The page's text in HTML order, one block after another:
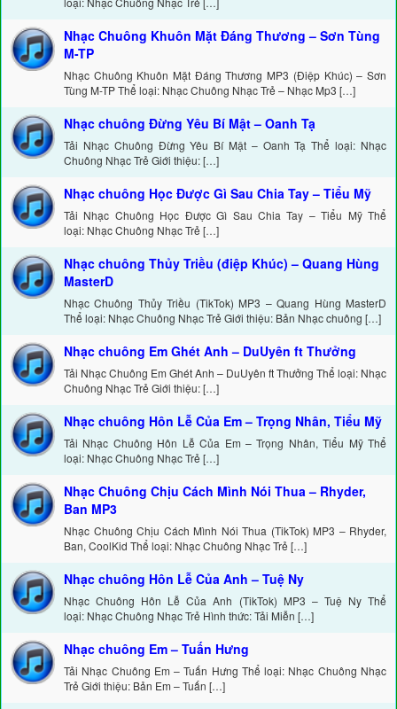
Nhạc Chuông Khuôn Mặt Đáng Thương – Sơn Tùng
M-TP
Nhạc Chuông Khuôn Mặt Đáng Thương MP3 (Điệp Khúc) – Sơn
Tùng M-TP Thể loại: Nhạc Chuông Nhạc Trẻ – Nhạc Mp3 […]
Nhạc chuông Đừng Yêu Bí Mật – Oanh Tạ
Tải Nhạc Chuông Đừng Yêu Bí Mật – Oanh Tạ Thể loại: Nhạc
Chuông Nhạc Trẻ Giới thiệu: […]
Nhạc chuông Học Được Gì Sau Chia Tay – Tiểu Mỹ
Tải Nhạc Chuông Học Được Gì Sau Chia Tay – Tiểu Mỹ Thể
loại: Nhạc Chuông Nhạc Trẻ […]
Nhạc chuông Thủy Triều (điệp Khúc) – Quang Hùng
MasterD
Nhạc Chuông Thủy Triều (TikTok) MP3 – Quang Hùng MasterD
Thể loại: Nhạc Chuông Nhạc Trẻ Giới thiệu: Bản Nhạc chuông […]
Nhạc chuông Em Ghét Anh – DuUyên ft Thưởng
Tải Nhạc Chuông Em Ghét Anh – DuUyên ft Thưởng Thể loại: Nhạc
Chuông Nhạc Trẻ Giới thiệu: […]
Nhạc chuông Hôn Lễ Của Em – Trọng Nhân, Tiểu Mỹ
Tải Nhạc Chuông Hôn Lễ Của Em – Trọng Nhân, Tiểu Mỹ Thể
loại: Nhạc Chuông Nhạc Trẻ […]
Nhạc Chuông Chịu Cách Mình Nói Thua – Rhyder,
Ban MP3
Nhạc Chuông Chịu Cách Mình Nói Thua (TikTok) MP3 – Rhyder,
Ban, CoolKid Thể loại: Nhạc Chuông Nhạc Trẻ […]
Nhạc chuông Hôn Lễ Của Anh – Tuệ Ny
Nhạc Chuông Hôn Lễ Của Anh (TikTok) MP3 – Tuệ Ny Thể
loại: Nhạc Chuông Nhạc Trẻ Hình thức: Tải Miễn […]
Nhạc chuông Em – Tuấn Hưng
Tải Nhạc Chuông Em – Tuấn Hưng Thể loại: Nhạc Chuông Nhạc
Trẻ Giới thiệu: Bản Em – Tuấn […]